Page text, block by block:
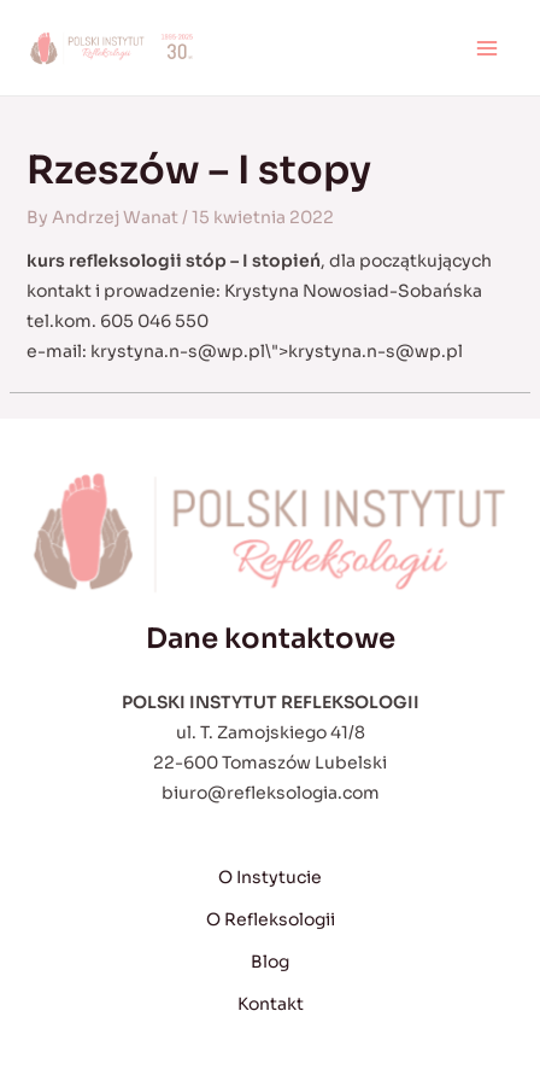
Rzeszów – I stopy
By Andrzej Wanat/15 kwietnia 2022
kurs refleksologii stóp – I stopień, dla początkujących
kontakt i prowadzenie: Krystyna Nowosiad-Sobańska
tel.kom. 605 046 550
e-mail: krystyna.n-s@wp.pl\">krystyna.n-s@wp.pl
Dane kontaktowe
POLSKI INSTYTUT REFLEKSOLOGII
ul. T. Zamojskiego 41/8
22-600 Tomaszów Lubelski
biuro@refleksologia.com
O Instytucie
O Refleksologii
Blog
Kontakt